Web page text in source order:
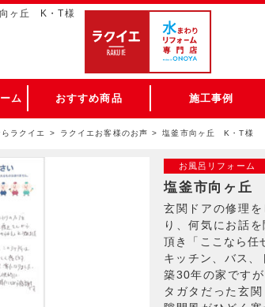
向ヶ丘 K・T様
ム おすすめ商品 施工事例
ラクイエ ラクイエお客様のお声 塩釜市向ヶ丘 K・T様
お風呂リフォーム
塩釜市向ヶ丘
玄関ドアの修理
り、何気にお話
頂き「ここなら任
キッチン、バス、
築30年の家です
タガタだった玄